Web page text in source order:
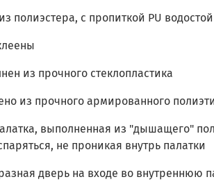
полиэстера, с пропиткой PU
из прочного стеклопластика
из прочного армированного
выполненная из "дышащего"
не проникая внутрь палатки
дверь на входе во внутреннюю